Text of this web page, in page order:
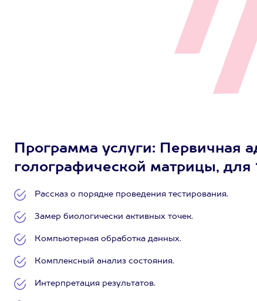
Программа услуги: Первичная
голографической матрицы, для
Рассказ о порядке проведения тестирования.
Замер биологически активных точек.
Компьютерная обработка данных.
Комплексный анализ состояния.
Интерпретация результатов.